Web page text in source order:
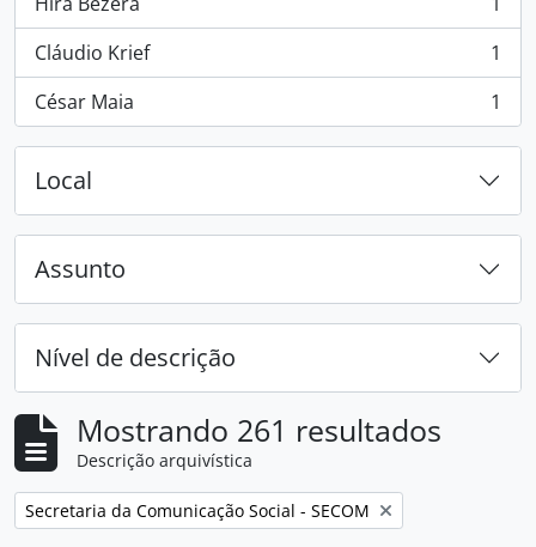
, 1 resultados
Cláudio Krief
, 1 resultados
1
César Maia
, 1 resultados 1
Local
Assunto
Nível de descrição
Mostrando 261 resultados
Descrição arquivística
Remover filtro:
Secretaria da Comunicação Social - SECOM